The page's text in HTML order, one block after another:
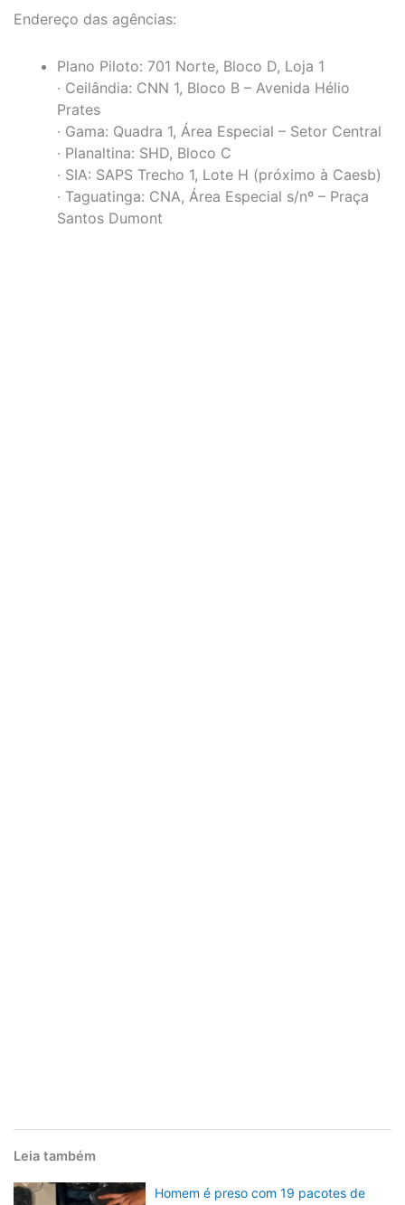
Endereço das agências:
Plano Piloto: 701 Norte, Bloco D, Loja 1
· Ceilândia: CNN 1, Bloco B – Avenida Hélio
Prates
· Gama: Quadra 1, Área Especial – Setor Central
· Planaltina: SHD, Bloco C
· SIA: SAPS Trecho 1, Lote H (próximo à Caesb)
· Taguatinga: CNA, Área Especial s/nº – Praça
Santos Dumont
Leia também
Homem é preso com 19 pacotes de